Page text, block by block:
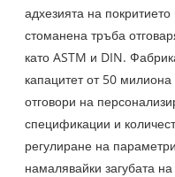
адхезията на
стоманена тръба
като ASTM и DIN.
капацитет от 50
отговори на
спецификации и
регулиране на
намалявайки загубата